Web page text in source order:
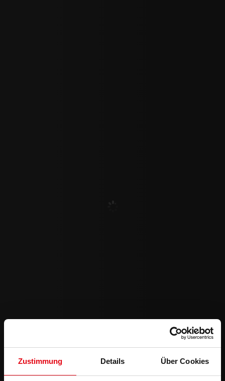
Zustimmung Details Über Cookies